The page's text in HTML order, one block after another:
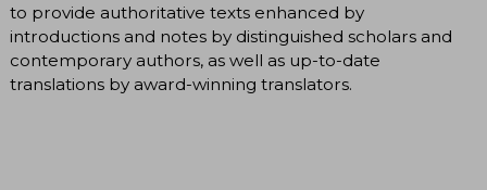
to provide authoritative texts enhanced by
introductions and notes by distinguished scholars and
contemporary authors, as well as up-to-date
translations by award-winning translators.